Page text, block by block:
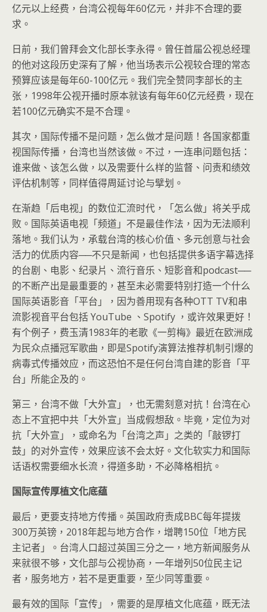
亿元以上经费，台湾公视每年60亿元，并非不合理的要
求。
日前，我们曾拜会文化部长李永得。曾任首届公视总经理
的他对这段历史深有了解，他当场表示公视较合理的常态
预算应该是每年60-100亿元。我们完全赞同李部长的主
张，1998年公视开播时原本就该有每年60亿元经费，现在
若100亿元确实不是不合理。
其次，国际传播不是问题，怎么做才是问题！各国家都重
视国际传播，台湾也当然该做。不过，一连串问题包括：
谁来做、该怎么做，以及需要什么样的监督、问责和绩效
评估机制等，同样值得周延讨论与擘划。
在渐趋「后电视」的数位汇流时代，「怎么做」将关乎成
败。国际英语电视「频道」不是最佳作法，因为无法顺利
落地。我们认为，承载台湾的核心价值、多元创意与社会
活力的优质内容──不只是新闻，也包括提供多语字幕选择
的台剧、电影、纪录片、流行音乐、短影音和podcast──
的不断产出是最重要的，甚至未必需要特别打造一个什么
国际英语影音「平台」，因为善用现有各种OTT TV和串
流影视音平台包括 YouTube 、Spotify ，或许效果更好！
有个例子，费玉清1983年的老歌《一剪梅》最近在欧洲成
为民众点播冠军歌曲，即是Spotify演算法推荐机制引爆的
病毒式传播效应，而这恐怕不是任何台湾自建的影音「平
台」所能企及的。
第三，台湾不做「大外宣」，也无需刻意对抗！台湾在心
态上不宜把中共「大外宣」当成假想敌。毕竟，定位为对
抗「大外宣」，或命名为「台湾之声」之类的「敲锣打
鼓」的对外宣传，效果应该不会太好。文化软实力和国际
话语权需要细水长流，得道多助，不必降格相抗。
国际宣传厚植文化底蕴
最后，更要支持地方传播。英国政府责成BBC每年提拨
300万英镑，2018年起与地方合作，增聘150位「地方民
主记者」。台湾人口超过英国三分之一，地方新闻服务从
来就很不够，文化部与公视协商，一年增列50位民主记
者，服务地方，若不是更重要，至少同等重要。
最有效的国际「宣传」，需要的是厚植文化底蕴，既无法